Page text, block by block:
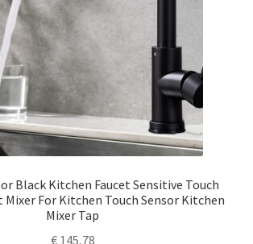
Black Kitchen Faucet Sensitive Touch
Mixer For Kitchen Touch Sensor Kitchen
Mixer Tap
€145,78